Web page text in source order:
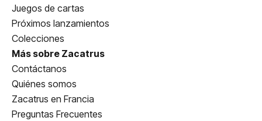
Juegos de cartas
Próximos lanzamientos
Colecciones
Más sobre Zacatrus
Contáctanos
Quiénes somos
Zacatrus en Francia
Preguntas Frecuentes